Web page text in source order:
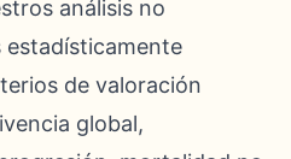
análisis no
de valoración
global,